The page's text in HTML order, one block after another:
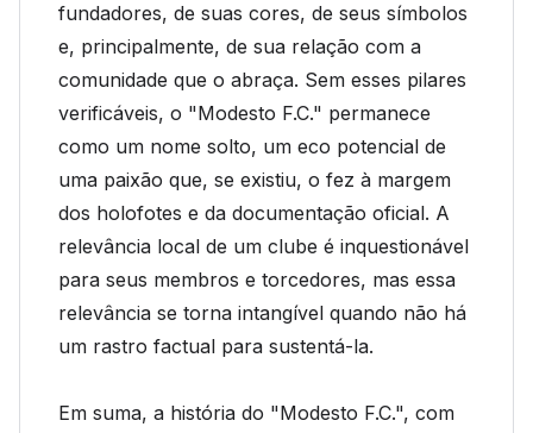
fundadores, de suas cores, de seus símbolos
e, principalmente, de sua relação com a
comunidade que o abraça. Sem esses pilares
verificáveis, o "Modesto F.C." permanece
como um nome solto, um eco potencial de
uma paixão que, se existiu, o fez à margem
dos holofotes e da documentação oficial. A
relevância local de um clube é inquestionável
para seus membros e torcedores, mas essa
relevância se torna intangível quando não há
um rastro factual para sustentá-la.
Em suma, a história do "Modesto F.C.", com